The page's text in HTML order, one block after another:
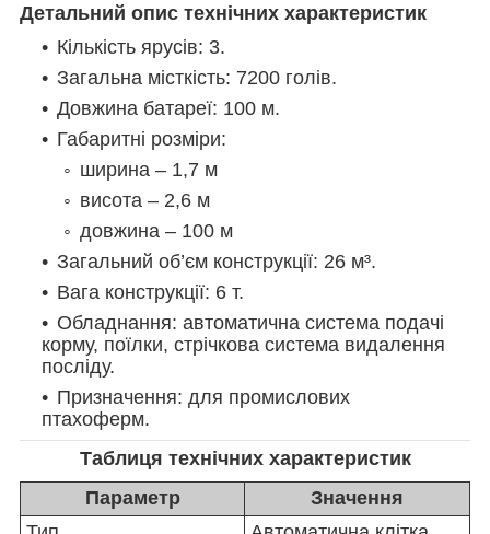
Детальний опис технічних характеристик
Кількість ярусів: 3.
Загальна місткість: 7200 голів.
Довжина батареї: 100 м.
Габаритні розміри:
ширина – 1,7 м
висота – 2,6 м
довжина – 100 м
Загальний об’єм конструкції: 26 м³.
Вага конструкції: 6 т.
Обладнання: автоматична система подачі
корму, поїлки, стрічкова система видалення
посліду.
Призначення: для промислових
птахоферм.
Таблиця технічних характеристик
Параметр
Значення